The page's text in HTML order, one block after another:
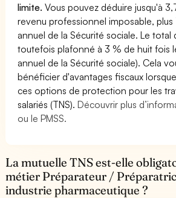
limite.Vous pouvez déduire jusqu'à
revenu professionnel imposable,
annuel de la Sécurité sociale. Le
toutefois plafonné à 3 % de huit fois
annuel de la Sécurité sociale). Cela
bénéficier d'avantages fiscaux
ces options de protection pour les
salariés (TNS).Découvrir plus
ou le PMSS.
La mutuelle TNS est-elle
métier Préparateur /
industrie pharmaceutique ?